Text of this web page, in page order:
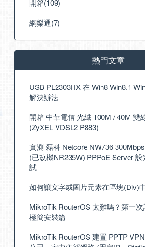
開箱(109)
網樂通(7)
熱門文章
USB PL2303HX 在 Win8 Win8.1
解決辦法
開箱 中華電信 光纖 100M / 40M 雙
(ZyXEL VDSL2 P883)
實測 磊科 Netcore NW736
(已改機NR235W) PPPoE Server
試
如何讓文字或圖片元素在區塊(Div)
MikroTik RouterOS 太難嗎？第一次
極簡安裝篇
MikroTik RouterOS 建置 PPTP